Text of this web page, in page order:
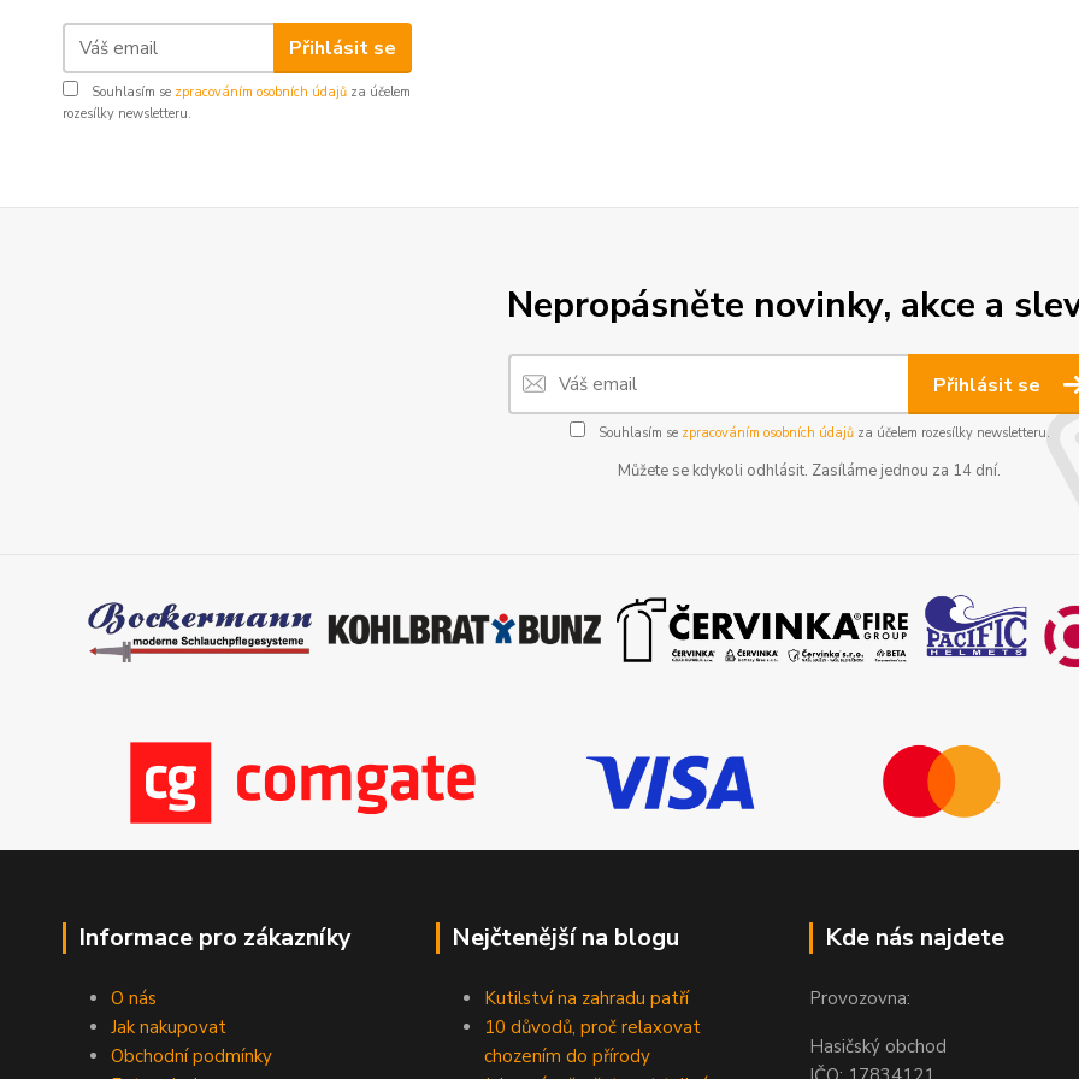
Přihlásit se
Souhlasím se zpracováním osobních údajů za účelem
rozesílky newsletteru.
Nepropásněte novinky, akce a
Přihlásit se
Souhlasím se zpracováním osobních údajůza účelem rozesílky newsletteru.
Můžete se kdykoli odhlásit. Zasíláme jednou za 14 dní.
Informace pro zákazníky
O nás
Jak nakupovat
Obchodní podmínky
Nejčtenější na blogu
Kutilství na zahradu patří
10 důvodů, proč relaxovat
chozením do přírody
Kde nás najdete
Provozovna:
Hasičský obchod